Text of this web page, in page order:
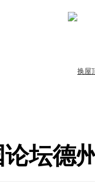
论坛德